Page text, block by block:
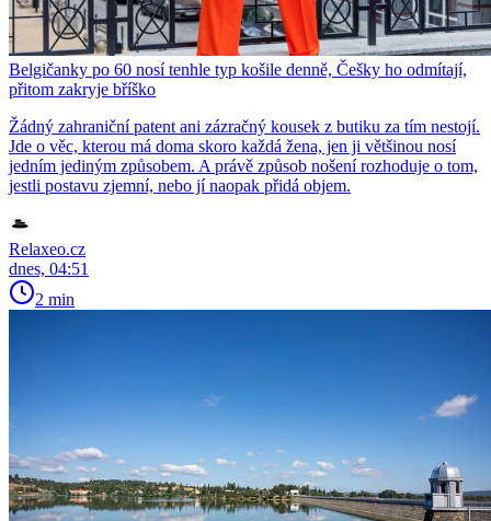
Belgičanky po 60 nosí tenhle typ košile denně, Češky ho odmítají,
přitom zakryje bříško
Žádný zahraniční patent ani zázračný kousek z butiku za tím nestojí.
Jde o věc, kterou má doma skoro každá žena, jen ji většinou nosí
jedním jediným způsobem. A právě způsob nošení rozhoduje o tom,
jestli postavu zjemní, nebo jí naopak přidá objem.
Relaxeo.cz
dnes, 04:51
2 min